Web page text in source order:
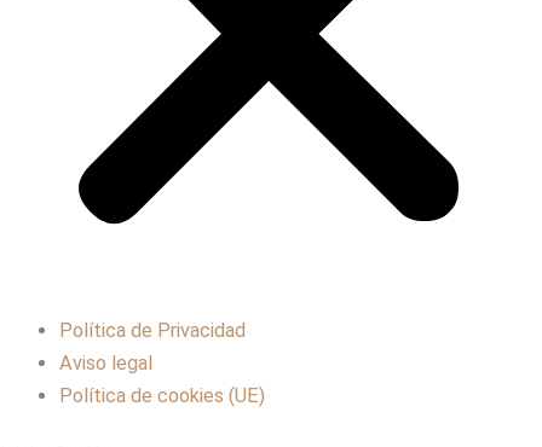
Política de Privacidad
Aviso legal
Política de cookies (UE)